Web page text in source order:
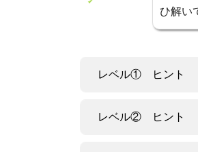
ひ解い
レベル① ヒント
レベル② ヒント